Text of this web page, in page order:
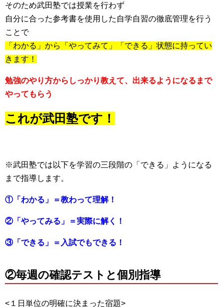
そのため武田塾では授業を行わず
自分に合った参考書を使用した自学自習の徹底管理を行う
ことで
「わかる」から「やってみて」「できる」状態に持ってい
きます！
勉強のやり方からしっかり教えて、出来るようになるまで
やってもらう
これが武田塾です！
※武田塾では以下を学習の三段階の「できる」ようになる
まで指導します。
①「わかる」＝教わって理解！
②「やってみる」＝実際に解く！
③「できる」＝入試でもできる！
②毎週の確認テストと個別指導
<１日単位の明確に決まった宿題>